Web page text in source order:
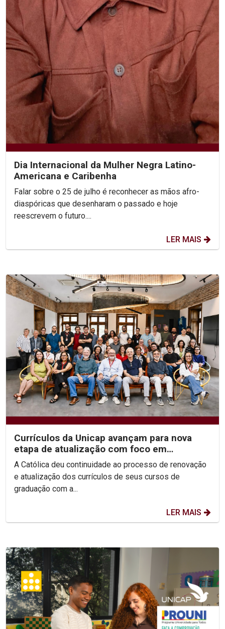
Dia Internacional da Mulher Negra Latino-
Americana e Caribenha
Falar sobre o 25 de julho é reconhecer as mãos afro-
diaspóricas que desenharam o passado e hoje
reescrevem o futuro....
LER MAIS
Currículos da Unicap avançam para nova
etapa de atualização com foco em
competências e habilidades
A Católica deu continuidade ao processo de renovação
e atualização dos currículos de seus cursos de
graduação com a...
LER MAIS